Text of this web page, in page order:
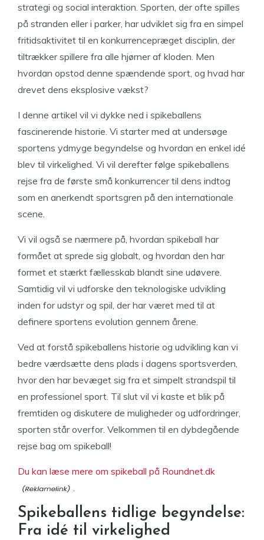
strategi og social interaktion. Sporten, der ofte spilles
på stranden eller i parker, har udviklet sig fra en simpel
fritidsaktivitet til en konkurrencepræget disciplin, der
tiltrækker spillere fra alle hjørner af kloden. Men
hvordan opstod denne spændende sport, og hvad har
drevet dens eksplosive vækst?
I denne artikel vil vi dykke ned i spikeballens
fascinerende historie. Vi starter med at undersøge
sportens ydmyge begyndelse og hvordan en enkel idé
blev til virkelighed. Vi vil derefter følge spikeballens
rejse fra de første små konkurrencer til dens indtog
som en anerkendt sportsgren på den internationale
scene.
Vi vil også se nærmere på, hvordan spikeball har
formået at sprede sig globalt, og hvordan den har
formet et stærkt fællesskab blandt sine udøvere.
Samtidig vil vi udforske den teknologiske udvikling
inden for udstyr og spil, der har været med til at
definere sportens evolution gennem årene.
Ved at forstå spikeballens historie og udvikling kan vi
bedre værdsætte dens plads i dagens sportsverden,
hvor den har bevæget sig fra et simpelt strandspil til
en professionel sport. Til slut vil vi kaste et blik på
fremtiden og diskutere de muligheder og udfordringer,
sporten står overfor. Velkommen til en dybdegående
rejse bag om spikeball!
Du kan læse mere om spikeball på Roundnet.dk
Spikeballens tidlige begyndelse:
Fra idé til virkelighed